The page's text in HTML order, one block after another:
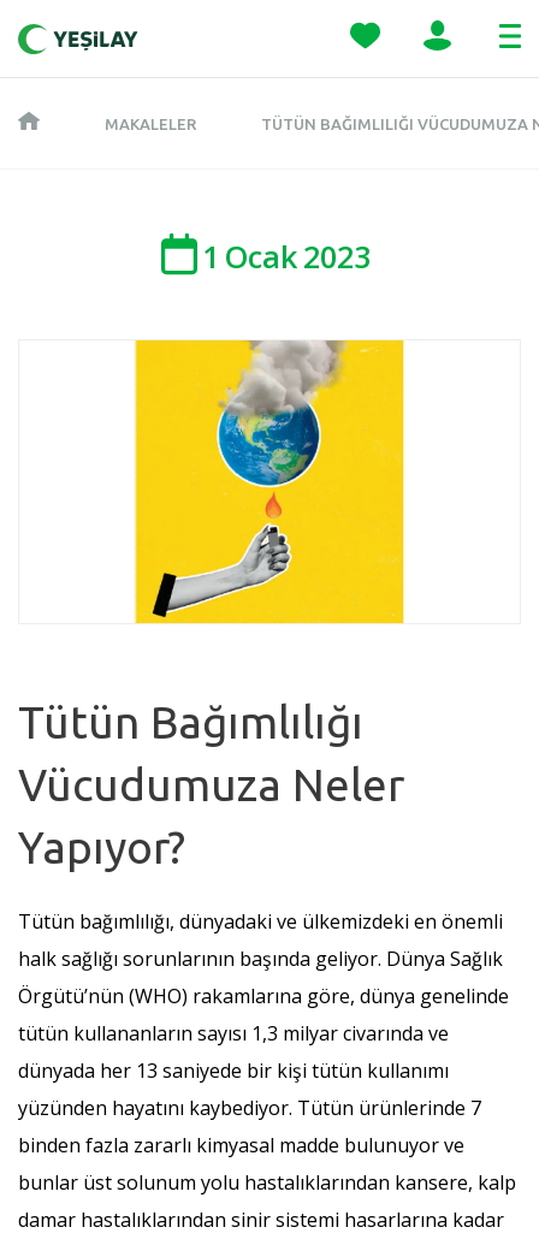
MAKALELER TÜTÜN BAĞIMLILIĞI VÜCUDUMUZA
1 Ocak2023
Tütün Bağımlılığı
Vücudumuza Neler
Yapıyor?
Tütün bağımlılığı, dünyadaki ve ülkemizdeki en önemli
halk sağlığı sorunlarının başında geliyor. Dünya Sağlık
Örgütü’nün (WHO) rakamlarına göre, dünya genelinde
tütün kullananların sayısı 1,3 milyar civarında ve
dünyada her 13 saniyede bir kişi tütün kullanımı
yüzünden hayatını kaybediyor. Tütün ürünlerinde 7
binden fazla zararlı kimyasal madde bulunuyor ve
bunlar üst solunum yolu hastalıklarından kansere, kalp
damar hastalıklarından sinir sistemi hasarlarına kadar